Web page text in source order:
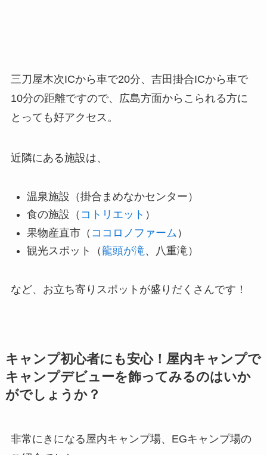
三刀屋木次ICから車で20分、吉田掛合ICから車で
10分の距離ですので、広島方面からこられる方に
とっても好アクセス。
近隣にある施設は、
温泉施設（掛合まめなかセンター）
食の施設（ コトリエット ）
果物産直市（ ココロノファーム ）
観光スポット（龍頭が滝、八重滝）
など、お立ち寄りスポットが盛りだくさんです！
キャンプ初心者にも安心！屋内キャンプで
キャンプデビューを飾ってみるのはいか
がでしょうか？
非常にきになる屋内キャンプ場、EGキャンプ場の